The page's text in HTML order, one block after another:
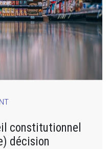
constitutionnel
décision